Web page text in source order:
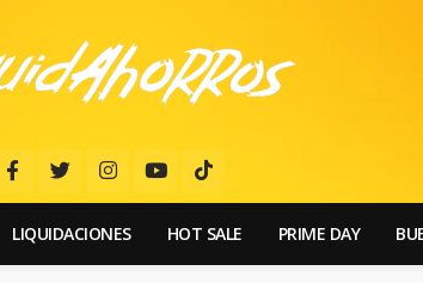
LIQUIDACIONES HOT SALE PRIME DAY